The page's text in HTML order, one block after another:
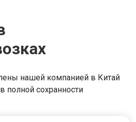
нашей компанией в Китай
полной сохранности